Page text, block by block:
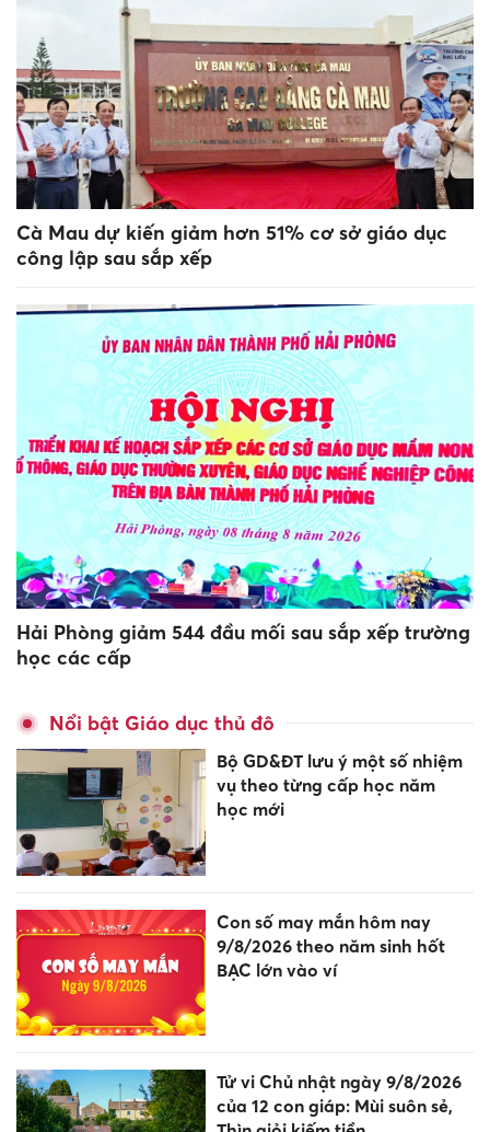
Cà Mau dự kiến giảm hơn 51% cơ sở giáo dục
công lập sau sắp xếp
Hải Phòng giảm 544 đầu mối sau sắp xếp trường
học các cấp
Nổi bật Giáo dục thủ đô
Bộ GD&ĐT lưu ý một số nhiệm
vụ theo từng cấp học năm
học mới
Con số may mắn hôm nay
9/8/2026 theo năm sinh hốt
BẠC lớn vào ví
Tử vi Chủ nhật ngày 9/8/2026
của 12 con giáp: Mùi suôn sẻ,